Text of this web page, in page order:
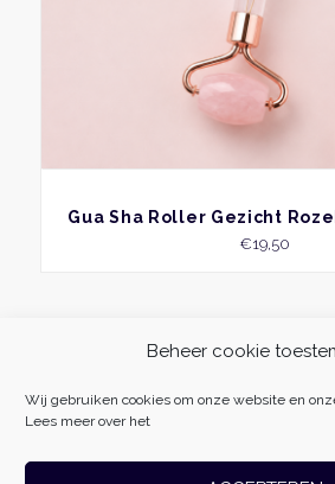
Beheer cookie
Wij gebruiken cookies om onze website en
Lees meer over het
BEKIJK
Gua Sha Roller Gezicht
€19,50